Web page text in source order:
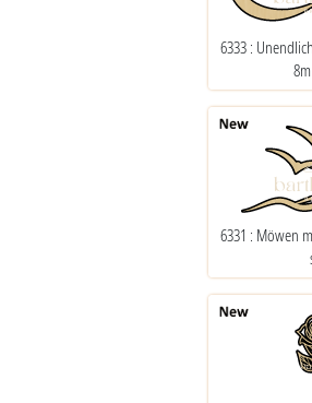
6333 :
6331 : Möwen